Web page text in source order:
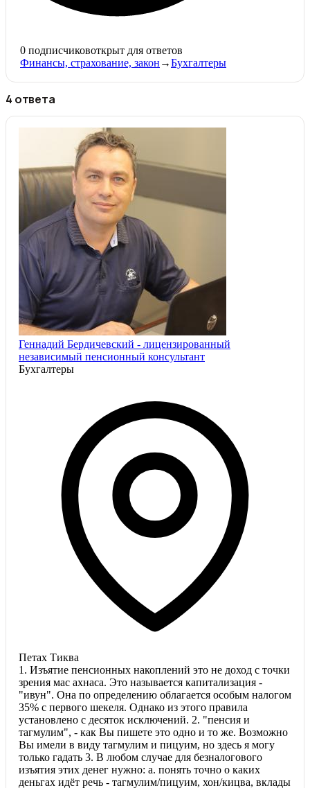
0 подписчиковоткрыт для ответов
Финансы, страхование, закон →Бухгалтеры
4 ответа
Геннадий Бердичевский - лицензированный
независимый пенсионный консультант
Бухгалтеры
Петах Тиква
1. Изъятие пенсионных накоплений это не доход с точки
зрения мас ахнаса. Это называется капитализация -
"ивун". Она по определению облагается особым налогом
35% с первого шекеля. Однако из этого правила
установлено с десяток исключений. 2. "пенсия и
тагмулим", - как Вы пишете это одно и то же. Возможно
Вы имели в виду тагмулим и пицуим, но здесь я могу
только гадать 3. В любом случае для безналогового
изъятия этих денег нужно: а. понять точно о каких
деньгах идёт речь - тагмулим/пицуим, хон/кицва, вклады